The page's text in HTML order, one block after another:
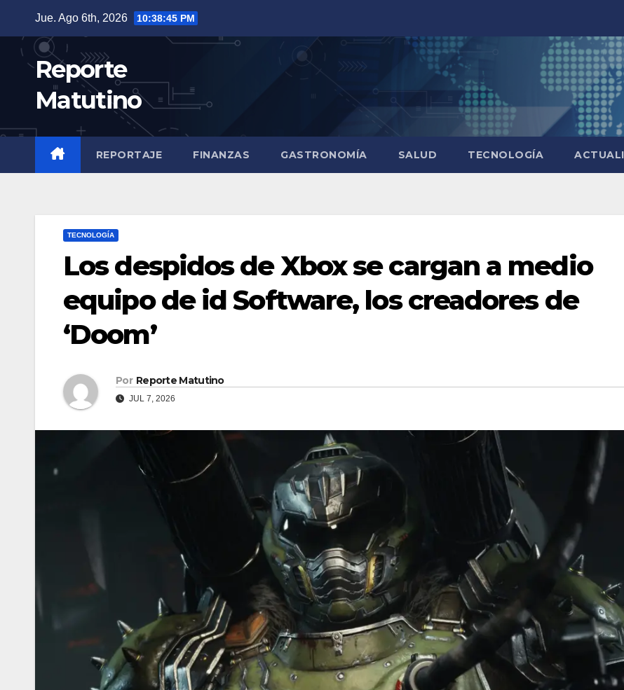
contenido
Jue. Ago 6th, 2026 10:38:46 PM
Reporte
Matutino
REPORTAJE FINANZAS GASTRONOMÍA SALUD TECNOLOGÍA
TECNOLOGÍA
Los despidos de Xbox se cargan a medio
equipo de id Software, los creadores de
‘Doom’
Por Reporte Matutino
JUL 7, 2026